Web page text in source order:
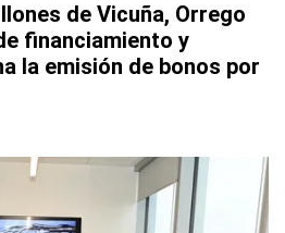
de Vicuña, Orrego
financiamiento y
la emisión de bonos por